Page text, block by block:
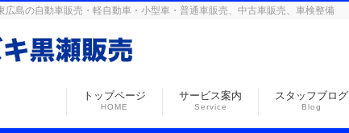
広島の自動車販売・軽自動車・小型車・普通車販売、中古車販売、車検整備
トップページ
HOME
サービス案内
Service
スタッフブログ
Blog